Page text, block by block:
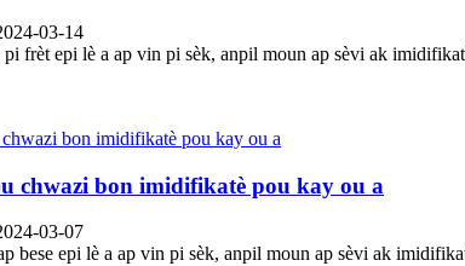
03-14
frèt epi lè a ap vin pi sèk, anpil moun ap sèvi ak
chwazi bon imidifikatè pou kay ou a
03-07
bese epi lè a ap vin pi sèk, anpil moun ap sèvi ak